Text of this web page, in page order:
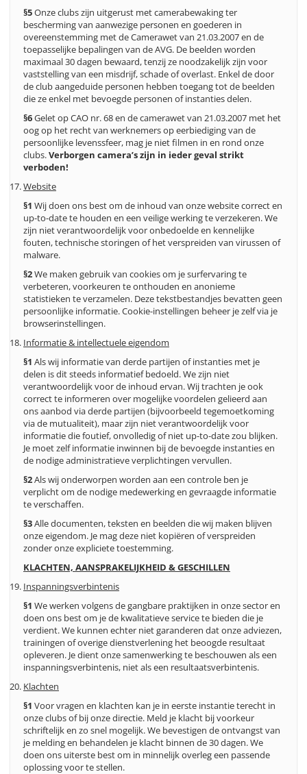
§5Onze clubs zijn uitgerust met camerabewaking ter
bescherming van aanwezige personen en goederen in
overeenstemming met de Camerawet van 21.03.2007 en de
toepasselijke bepalingen van de AVG. De beelden worden
maximaal 30 dagen bewaard, tenzij ze noodzakelijk zijn voor
vaststelling van een misdrijf, schade of overlast. Enkel de door
de club aangeduide personen hebben toegang tot de beelden
die ze enkel met bevoegde personen of instanties delen.
§6Gelet op CAO nr. 68 en de camerawet van 21.03.2007 met het
oog op het recht van werknemers op eerbiediging van de
persoonlijke levenssfeer, mag je niet filmen in en rond onze
clubs.Verborgen camera’s zijn in ieder geval strikt
verboden!
Website
§1 Wij doen ons best om de inhoud van onze website correct en
up-to-date te houden en een veilige werking te verzekeren. We
zijn niet verantwoordelijk voor onbedoelde en kennelijke
fouten, technische storingen of het verspreiden van virussen of
malware.
§2We maken gebruik van cookies om je surfervaring te
verbeteren, voorkeuren te onthouden en anonieme
statistieken te verzamelen. Deze tekstbestandjes bevatten geen
persoonlijke informatie. Cookie-instellingen beheer je zelf via je
browserinstellingen.
Informatie & intellectuele eigendom
§1 Als wij informatie van derde partijen of instanties met je
delen is dit steeds informatief bedoeld. We zijn niet
verantwoordelijk voor de inhoud ervan. Wij trachten je ook
correct te informeren over mogelijke voordelen gelieerd aan
ons aanbod via derde partijen (bijvoorbeeld tegemoetkoming
via de mutualiteit), maar zijn niet verantwoordelijk voor
informatie die foutief, onvolledig of niet up-to-date zou blijken.
Je moet zelf informatie inwinnen bij de bevoegde instanties en
de nodige administratieve verplichtingen vervullen.
§2Als wij onderworpen worden aan een controle ben je
verplicht om de nodige medewerking en gevraagde informatie
te verschaffen.
§3Alle documenten, teksten en beelden die wij maken blijven
onze eigendom. Je mag deze niet kopiëren of verspreiden
zonder onze expliciete toestemming.
KLACHTEN, AANSPRAKELIJKHEID & GESCHILLEN
Inspanningsverbintenis
§1 We werken volgens de gangbare praktijken in onze sector en
doen ons best om je de kwalitatieve service te bieden die je
verdient. We kunnen echter niet garanderen dat onze adviezen,
trainingen of overige dienstverlening het beoogde resultaat
opleveren. Je dient onze samenwerking te beschouwen als een
inspanningsverbintenis, niet als een resultaatsverbintenis.
Klachten
§1 Voor vragen en klachten kan je in eerste instantie terecht in
onze clubs of bij onze directie. Meld je klacht bij voorkeur
schriftelijk en zo snel mogelijk. We bevestigen de ontvangst van
je melding en behandelen je klacht binnen de 30 dagen. We
doen ons uiterste best om in minnelijk overleg een passende
oplossing voor te stellen.